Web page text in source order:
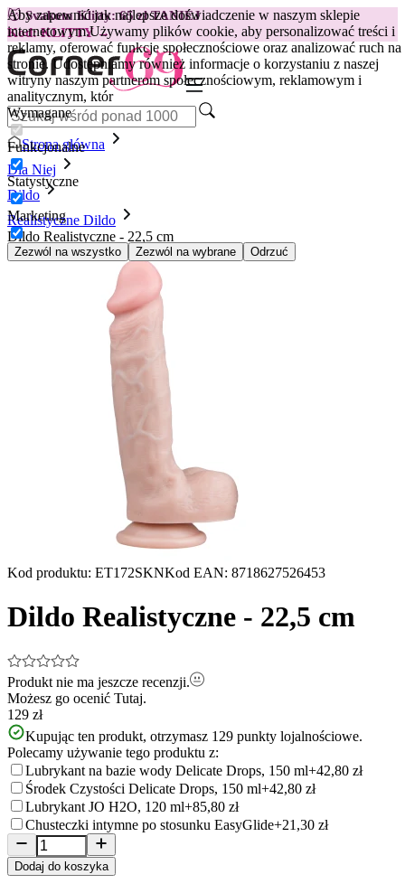
Aby zapewnić jak najlepsze doświadczenie w naszym sklepie
internetowym.Używamy plików cookie, aby personalizować treści i
reklamy, oferować funkcje społecznościowe oraz analizować ruch na
stronie. Udostępniamy również informacje o korzystaniu z naszej
witryny naszym partnerom społecznościowym, reklamowym i
analitycznym, któr
Wymagane
Funkcjonalne
Statystyczne
Marketing
Zezwól na wszystko Zezwól na wybrane Odrzuć
😽Svakom Klitty: 65 zł TANIEJ
Kod: KLITTY →
Strona główna
Dla Niej
Dildo
Realistyczne Dildo
Dildo Realistyczne - 22,5 cm
Kod produktu: ET172SKNKod EAN: 8718627526453
Dildo Realistyczne - 22,5 cm
Produkt nie ma jeszcze recenzji.
Możesz go ocenić Tutaj.
129 zł
Kupując ten produkt, otrzymasz 129 punkty lojalnościowe.
Polecamy używanie tego produktu z:
Lubrykant na bazie wody Delicate Drops, 150 ml+42,80 zł
Środek Czystości Delicate Drops, 150 ml+42,80 zł
Lubrykant JO H2O, 120 ml+85,80 zł
Chusteczki intymne po stosunku EasyGlide+21,30 zł
Dodaj do koszyka